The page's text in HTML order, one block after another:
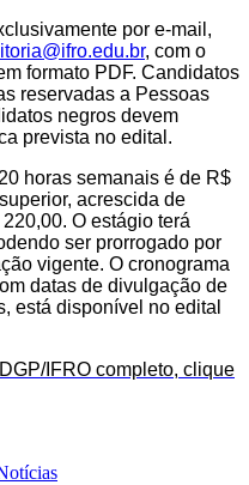
por e-mail,
, com o
formato PDF. Candidatos
reservadas a Pessoas
negros devem
prevista no edital.
horas semanais é de R$
acrescida de
O estágio terá
ser prorrogado por
vigente. O cronograma
datas de divulgação de
está disponível no edital
IFRO completo, clique